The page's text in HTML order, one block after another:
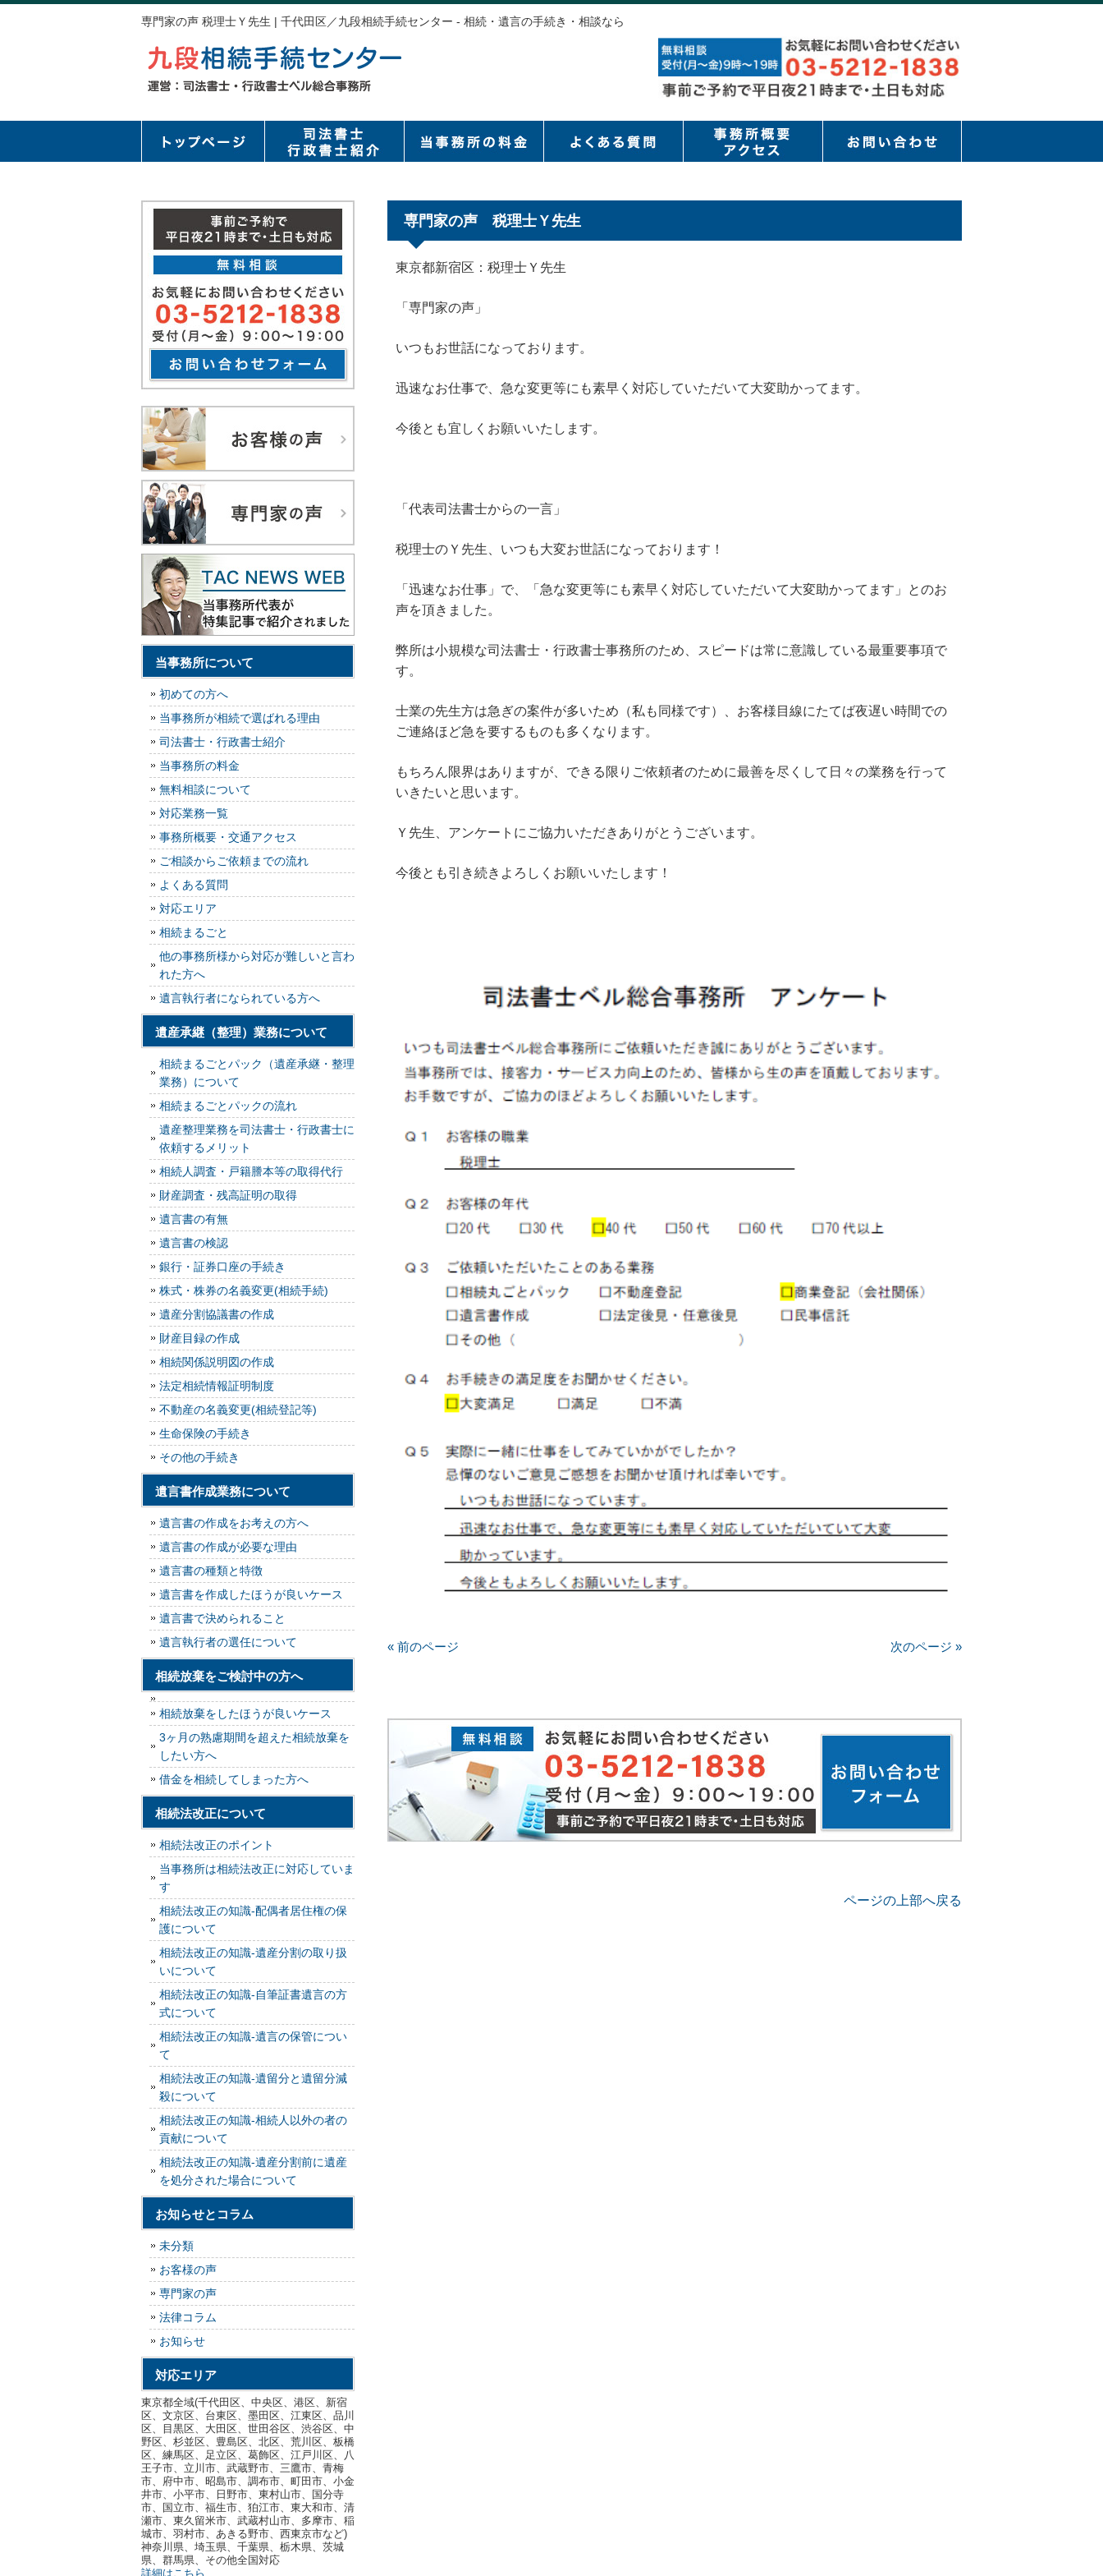
専門家の声 税理士Ｙ先生 | 千代田区／九段相続手続センター - 相続・遺言の手続き・相談なら
専門家の声 税理士Ｙ先生
東京都新宿区：税理士Ｙ先生
「専門家の声」
いつもお世話になっております。
迅速なお仕事で、急な変更等にも素早く対応していただいて大変助かってます。
今後とも宜しくお願いいたします。
「代表司法書士からの一言」
税理士のＹ先生、いつも大変お世話になっております！
「迅速なお仕事」で、「急な変更等にも素早く対応していただいて大変助かってます」とのお
声を頂きました。
弊所は小規模な司法書士・行政書士事務所のため、スピードは常に意識している最重要事項で
す。
士業の先生方は急ぎの案件が多いため（私も同様です）、お客様目線にたてば夜遅い時間での
ご連絡ほど急を要するものも多くなります。
もちろん限界はありますが、できる限りご依頼者のために最善を尽くして日々の業務を行って
いきたいと思います。
Ｙ先生、アンケートにご協力いただきありがとうございます。
今後とも引き続きよろしくお願いいたします！
« 前のページ 次のページ »
ページの上部へ戻る
当事務所について
初めての方へ
当事務所が相続で選ばれる理由
司法書士・行政書士紹介
当事務所の料金
無料相談について
対応業務一覧
事務所概要・交通アクセス
ご相談からご依頼までの流れ
よくある質問
対応エリア
相続まるごと
他の事務所様から対応が難しいと言わ
れた方へ
遺言執行者になられている方へ
遺産承継（整理）業務について
相続まるごとパック（遺産承継・整理
業務）について
相続まるごとパックの流れ
遺産整理業務を司法書士・行政書士に
依頼するメリット
相続人調査・戸籍謄本等の取得代行
財産調査・残高証明の取得
遺言書の有無
遺言書の検認
銀行・証券口座の手続き
株式・株券の名義変更(相続手続)
遺産分割協議書の作成
財産目録の作成
相続関係説明図の作成
法定相続情報証明制度
不動産の名義変更(相続登記等)
生命保険の手続き
その他の手続き
遺言書作成業務について
遺言書の作成をお考えの方へ
遺言書の作成が必要な理由
遺言書の種類と特徴
遺言書を作成したほうが良いケース
遺言書で決められること
遺言執行者の選任について
相続放棄をご検討中の方へ
相続放棄をしたほうが良いケース
3ヶ月の熟慮期間を超えた相続放棄を
したい方へ
借金を相続してしまった方へ
相続法改正について
相続法改正のポイント
当事務所は相続法改正に対応していま
す
相続法改正の知識-配偶者居住権の保
護について
相続法改正の知識-遺産分割の取り扱
いについて
相続法改正の知識-自筆証書遺言の方
式について
相続法改正の知識-遺言の保管につい
て
相続法改正の知識-遺留分と遺留分減
殺について
相続法改正の知識-相続人以外の者の
貢献について
相続法改正の知識-遺産分割前に遺産
を処分された場合について
お知らせとコラム
未分類
お客様の声
専門家の声
法律コラム
お知らせ
対応エリア
東京都全域(千代田区、中央区、港区、新宿
区、文京区、台東区、墨田区、江東区、品川
区、目黒区、大田区、世田谷区、渋谷区、中
野区、杉並区、豊島区、北区、荒川区、板橋
区、練馬区、足立区、葛飾区、江戸川区、八
王子市、立川市、武蔵野市、三鷹市、青梅
市、府中市、昭島市、調布市、町田市、小金
井市、小平市、日野市、東村山市、国分寺
市、国立市、福生市、狛江市、東大和市、清
瀬市、東久留米市、武蔵村山市、多摩市、稲
城市、羽村市、あきる野市、西東京市など)
神奈川県、埼玉県、千葉県、栃木県、茨城
県、群馬県、その他全国対応
詳細はこちら